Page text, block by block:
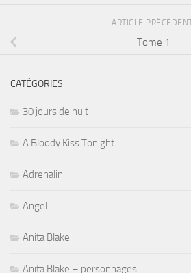
ARTICLE
Tome 1
CATÉGORIES
30 jours de nuit
A Bloody Kiss Tonight
Adrenalin
Angel
Anita Blake
Anita Blake – personnages